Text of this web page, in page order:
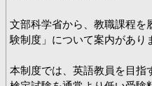
文部科学省から、教職課程を
験制度」について案内があり
本制度では、英語教員を目指